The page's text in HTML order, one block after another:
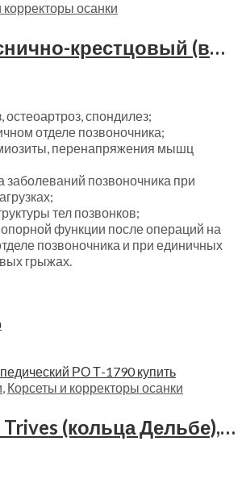
корректоры осанки
Корсет пояснично-крестцовый (высота 27см) Trives, Т-1588
остеоартроз, спондилез;
отделе позвоночника;
перенапряжения мышц
заболеваний позвоночника при
тел позвонков;
функции после операций на
позвоночника и при единичных
грыжах.
, Корсеты и корректоры осанки
Реклинатор Trives (кольца Дельбе), Т-1790